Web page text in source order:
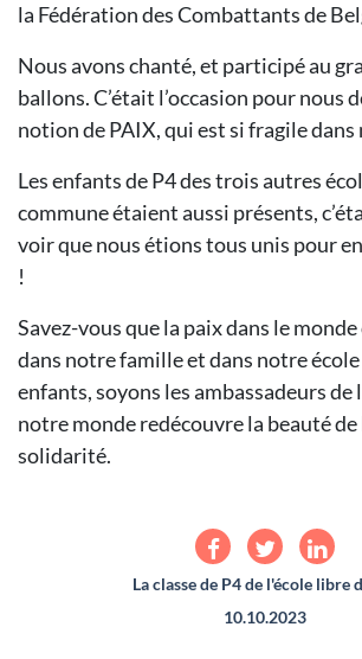
la Fédération des Combattants de
Nous avons chanté, et participé au
ballons. C’était l’occasion pour nous
notion de PAIX, qui est si fragile
Les enfants de P4 des trois autres
commune étaient aussi présents,
voir que nous étions tous unis pour
!
Savez-vous que la paix dans le
dans notre famille et dans notre école
enfants, soyons les ambassadeurs de
notre monde redécouvre la beauté de
solidarité.
La classe de P4 de l'école libre
10.10.2023